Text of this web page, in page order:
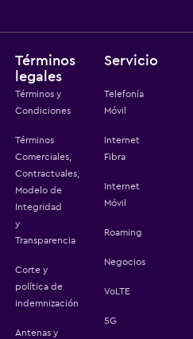
Términos
legales
Términos y
Condiciones
Términos
Comerciales,
Contractuales,
Modelo de
Integridad
y
Transparencia
Corte y
política de
indemnización
Antenas y
Servicio
Telefonía
Móvil
Internet
Fibra
Internet
Móvil
Roaming
Negocios
VoLTE
5G